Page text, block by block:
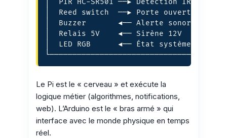
│  PIR HC-SR501 ──► Détection IR
│  Reed switch  ──► Porte ouverte ?
│  Buzzer       ◄── Alerte sonore
│  Relais 5V    ◄── Sirène 12V
│  LED RGB      ◄── État système
Le Pi est le « cerveau » et exécute la
logique métier (algorithmes, notifications,
web). L’Arduino est le « bras armé » qui
interface avec le monde physique en temps
réel.